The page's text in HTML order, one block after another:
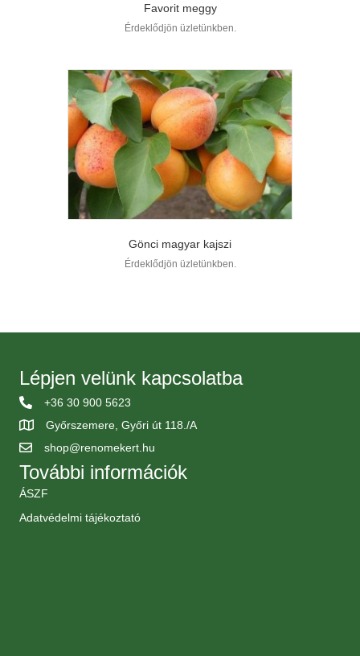
Favorit meggy
Érdeklődjön üzletünkben.
Gönci magyar kajszi
Érdeklődjön üzletünkben.
Lépjen velünk kapcsolatba
+36 30 900 5623
Győrszemere, Győri út 118./A
shop@renomekert.hu
További információk
ÁSZF
Adatvédelmi tájékoztató